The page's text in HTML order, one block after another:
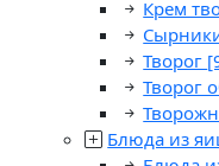
Крем
Творог
Творог
Блюда из